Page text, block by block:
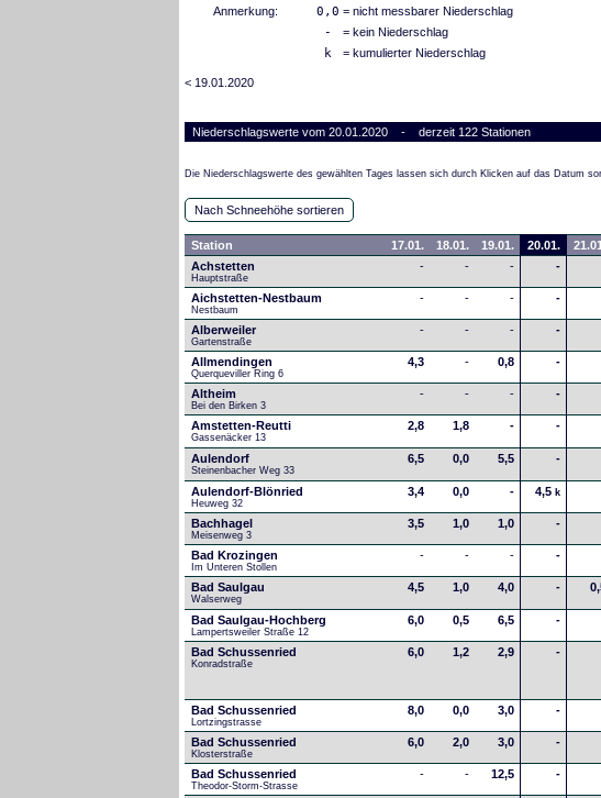
Anmerkung: 0,0 = nicht messbarer Niederschlag
- = kein Niederschlag
k = kumulierter Niederschlag
< 19.01.2020
Niederschlagswerte vom 20.01.2020 - derzeit 122 Stationen
Die Niederschlagswerte des gewählten Tages lassen sich durch Klicken auf das Datum
Nach Schneehöhe sortieren
Station 17.01. 18.01. 19.01. 20.01.
Achstetten
Hauptstraße
- - - -
Aichstetten-Nestbaum
Nestbaum
- - - -
Alberweiler
Gartenstraße
- - - -
Allmendingen
Querqueviller Ring 6
4,3 - 0,8 -
Altheim
Bei den Birken 3
- - - -
Amstetten-Reutti
Gassenäcker 13
2,8 1,8 - -
Aulendorf
Steinenbacher Weg 33
6,5 0,0 5,5 -
Aulendorf-Blönried
Heuweg 32
3,4 0,0 - 4,5 k
Bachhagel
Meisenweg 3
3,5 1,0 1,0 -
Bad Krozingen
Im Unteren Stollen
- - - -
Bad Saulgau
Walserweg
4,5 1,0 4,0 -
Bad Saulgau-Hochberg
Lampertsweiler Straße 12
6,0 0,5 6,5 -
Bad Schussenried
Konradstraße
6,0 1,2 2,9 -
Bad Schussenried
Lortzingstrasse
8,0 0,0 3,0 -
Bad Schussenried
Klosterstraße
6,0 2,0 3,0 -
Bad Schussenried
Theodor-Storm-Strasse
- - 12,5 -